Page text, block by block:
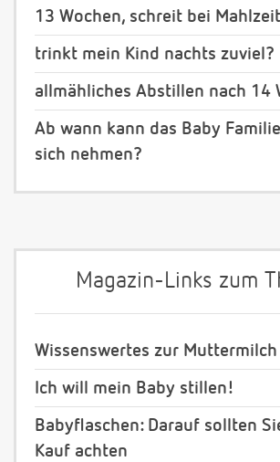
13 Wochen, schreit bei
trinkt mein Kind nachts zuviel?
allmähliches Abstillen nach 14
Ab wann kann das Baby
sich nehmen?
Magazin-Links zum
Wissenswertes zur Muttermilch
Ich will mein Baby stillen!
Babyflaschen: Darauf sollten
Kauf achten